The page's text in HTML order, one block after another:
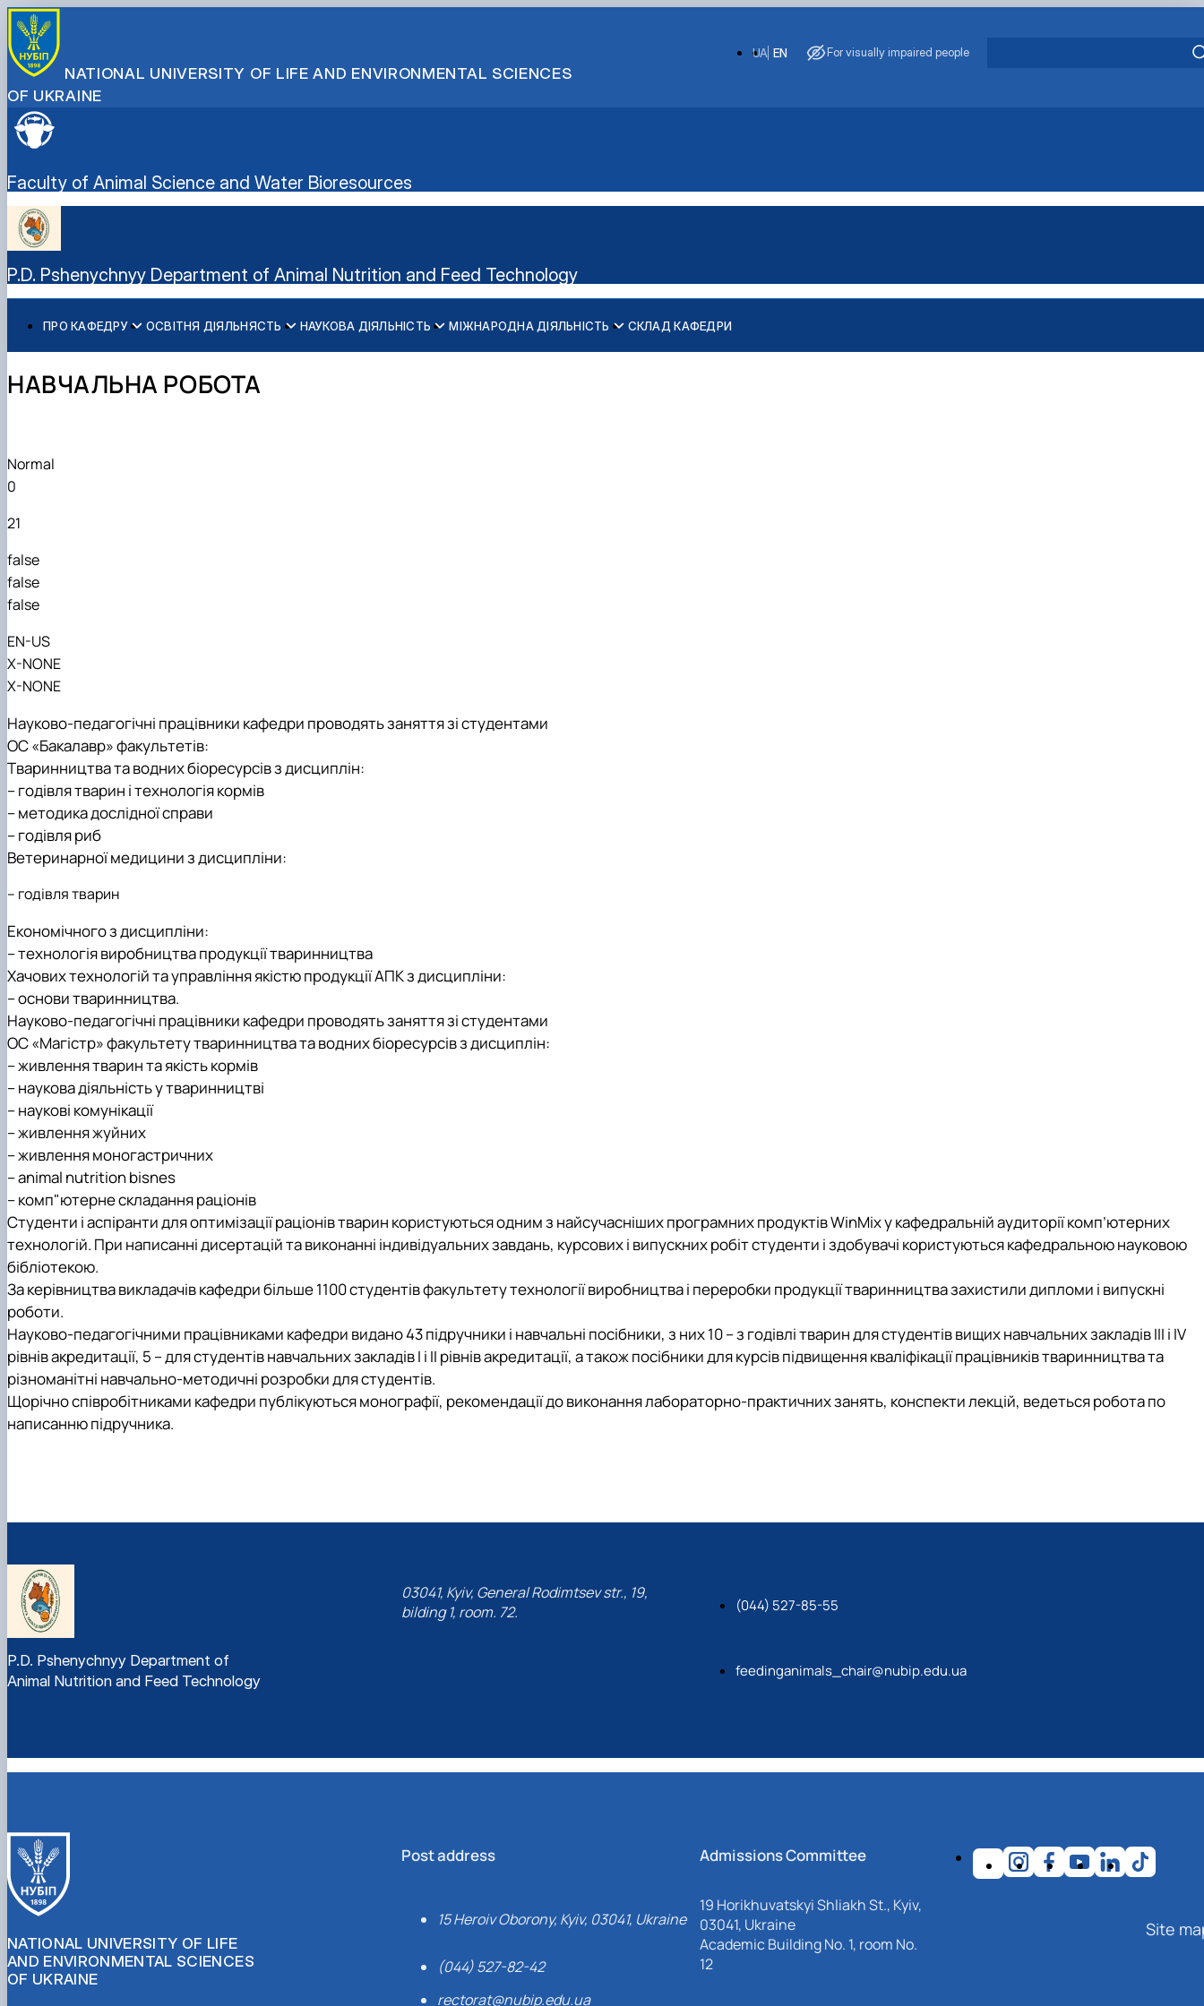
NATIONAL UNIVERSITY OF LIFE AND ENVIRONMENTAL SCIENCES
OF UKRAINE
EN
UA For visually impaired people
Faculty of Animal Science and Water Bioresources
P.D. Pshenychnyy Department of Animal Nutrition and Feed Technology
ПРО КАФЕДРУ
Історія кафедри
Можливості працевлаштування
ОСВІТНЯ ДІЯЛЬНЯСТЬ
Навчальна робота
Фотогалерея
НАУКОВА ДІЯЛЬНІСТЬ
Наукова робота
Наукові гуртки
МІЖНАРОДНА ДІЯЛЬНІСТЬ
Міжнародна діяльність кафедри
СКЛАД КАФЕДРИ
НАВЧАЛЬНА РОБОТА
Normal
0
21
false
false
false
EN-US
X-NONE
X-NONE
Науково-педагогічні працівники кафедри проводять заняття зі студентами
ОС «Бакалавр» факультетів:
Тваринництва та водних біоресурсів з дисциплін:
– годівля тварин і технологія кормів
– методика дослідної справи
– годівля риб
Ветеринарної медицини з дисципліни:
– годівля тварин
Економічного з дисципліни:
– технологія виробництва продукції тваринництва
Хачових технологій та управління якістю продукції АПК з дисципліни:
– основи тваринництва.
Науково-педагогічні працівники кафедри проводять заняття зі студентами
ОС «Магістр» факультету тваринництва та водних біоресурсів з дисциплін:
– живлення тварин та якість кормів
– наукова діяльність у тваринництві
– наукові комунікації
– живлення жуйних
– живлення моногастричних
– animal nutrition bisnes
– комп"ютерне складання раціонів
Студенти і аспіранти для оптимізації раціонів тварин користуються одним з найсучасніших програмних продуктів WinMix у кафедральній аудиторії комп’ютерних
технологій. При написанні дисертацій та виконанні індивідуальних завдань, курсових і випускних робіт студенти і здобувачі користуються кафедральною науковою
бібліотекою.
За керівництва викладачів кафедри більше 1100 студентів факультету технології виробництва і переробки продукції тваринництва захистили дипломи і випускні
роботи.
Науково-педагогічними працівниками кафедри видано 43 підручники і навчальні посібники, з них 10 – з годівлі тварин для студентів вищих навчальних закладів ІІІ і IV
рівнів акредитації, 5 – для студентів навчальних закладів І і ІІ рівнів акредитації, а також посібники для курсів підвищення кваліфікації працівників тваринництва та
різноманітні навчально-методичні розробки для студентів.
Щорічно співробітниками кафедри публікуються монографії, рекомендації до виконання лабораторно-практичних занять, конспекти лекцій, ведеться робота по
написанню підручника.
P.D. Pshenychnyy Department of
Animal Nutrition and Feed Technology
03041, Kyiv, General Rodimtsev str., 19,
bilding 1, room. 72.
(044) 527-85-55
feedinganimals_chair@nubip.edu.ua
NATIONAL UNIVERSITY OF LIFE
AND ENVIRONMENTAL SCIENCES
OF UKRAINE
Post address
15 Heroiv Oborony, Kyiv, 03041, Ukraine
(044) 527-82-42
rectorat@nubip.edu.ua
Admissions Committee
19 Horikhuvatskyi Shliakh St., Kyiv,
03041, Ukraine
Academic Building No. 1, room No.
12
Site